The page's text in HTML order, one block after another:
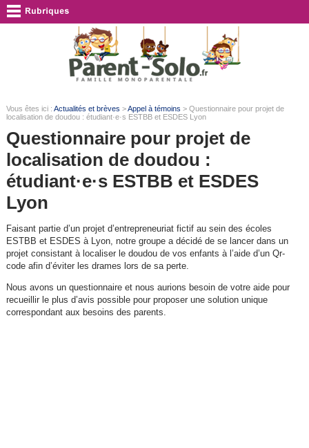
Vous êtes ici : Actualités et brèves >Appel à témoins > Questionnaire pour projet de
localisation de doudou : étudiant·e·s ESTBB et ESDES Lyon
Questionnaire pour projet de
localisation de doudou :
étudiant·e·s ESTBB et ESDES
Lyon
Faisant partie d’un projet d’entrepreneuriat fictif au sein des écoles
ESTBB et ESDES à Lyon, notre groupe a décidé de se lancer dans un
projet consistant à localiser le doudou de vos enfants à l’aide d’un Qr-
code afin d’éviter les drames lors de sa perte.
Nous avons un questionnaire et nous aurions besoin de votre aide pour
recueillir le plus d’avis possible pour proposer une solution unique
correspondant aux besoins des parents.